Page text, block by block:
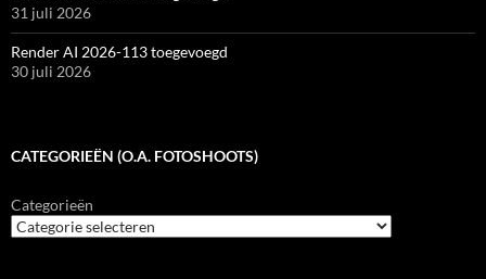
31 juli 2026
Render AI 2026-113 toegevoegd
30 juli 2026
CATEGORIEËN (O.A. FOTOSHOOTS)
Categorieën